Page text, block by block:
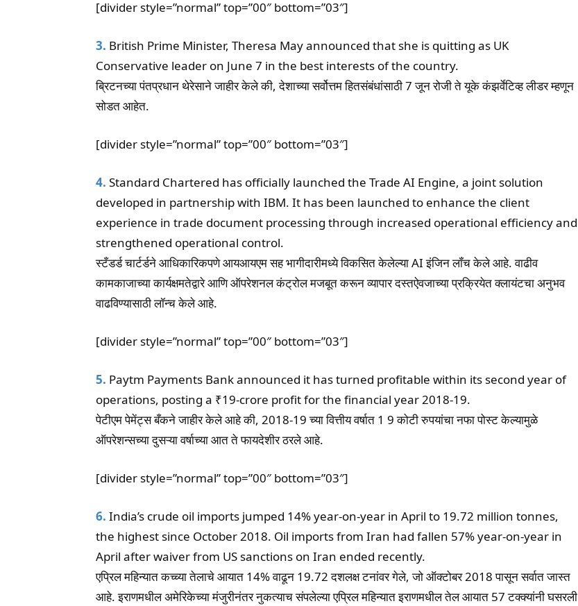
[divider style=”normal” top=”00″ bottom=”03″]
3. British Prime Minister, Theresa May announced that she is quitting as UK
Conservative leader on June 7 in the best interests of the country.
ब्रिटनच्या पंतप्रधान थेरेसाने जाहीर केले की, देशाच्या सर्वोत्तम हितसंबंधांसाठी 7 जून रोजी ते यूके कंझर्वेटिव्ह लीडर म्हणून
सोडत आहेत.
[divider style=”normal” top=”00″ bottom=”03″]
4. Standard Chartered has officially launched the Trade AI Engine, a joint solution
developed in partnership with IBM. It has been launched to enhance the client
experience in trade document processing through increased operational efficiency and
strengthened operational control.
स्टँडर्ड चार्टर्डने आधिकारिकपणे आयआयएम सह भागीदारीमध्ये विकसित केलेल्या AI इंजिन लॉंच केले आहे. वाढीव
कामकाजाच्या कार्यक्षमतेद्वारे आणि ऑपरेशनल कंट्रोल मजबूत करून व्यापार दस्तऐवजाच्या प्रक्रियेत क्लायंटचा अनुभव
वाढविण्यासाठी लॉन्च केले आहे.
[divider style=”normal” top=”00″ bottom=”03″]
5. Paytm Payments Bank announced it has turned profitable within its second year of
operations, posting a ₹19-crore profit for the financial year 2018-19.
पेटीएम पेमेंट्स बँकने जाहीर केले आहे की, 2018-19 च्या वित्तीय वर्षात 1 9 कोटी रुपयांचा नफा पोस्ट केल्यामुळे
ऑपरेशन्सच्या दुसऱ्या वर्षाच्या आत ते फायदेशीर ठरले आहे.
[divider style=”normal” top=”00″ bottom=”03″]
6. India’s crude oil imports jumped 14% year-on-year in April to 19.72 million tonnes,
the highest since October 2018. Oil imports from Iran had fallen 57% year-on-year in
April after waiver from US sanctions on Iran ended recently.
एप्रिल महिन्यात कच्च्या तेलाचे आयात 14% वाढून 19.72 दशलक्ष टनांवर गेले, जो ऑक्टोबर 2018 पासून सर्वात जास्त
आहे. इराणमधील अमेरिकेच्या मंजुरीनंतर नुकत्याच संपलेल्या एप्रिल महिन्यात इराणमधील तेल आयात 57 टक्क्यांनी घसरली